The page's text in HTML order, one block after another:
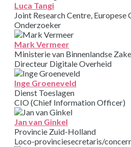
Luca Tangi
Joint Research Centre, Europese
Onderzoeker
Mark Vermeer
Ministerie van Binnenlandse
Directeur Digitale Overheid
Inge Groeneveld
Dienst Toeslagen
CIO (Chief Information Officer)
Jan van Ginkel
Provincie Zuid-Holland
Loco-provinciesecretaris/